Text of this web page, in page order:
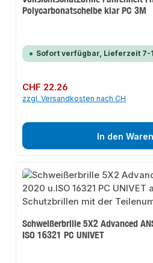
Polycarbonatscheibe klar PC 3M
Sofort verfügbar, Lieferzeit 7-
Regulärer Preis:
CHF 22.26
zzgl. Versandkosten nach CH
In den
Schweißerbrille 5X2 Advanced
ISO 16321 PC UNIVET